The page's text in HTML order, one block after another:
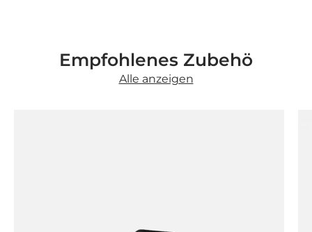
Empfohlenes Zubehö
Alle anzeigen